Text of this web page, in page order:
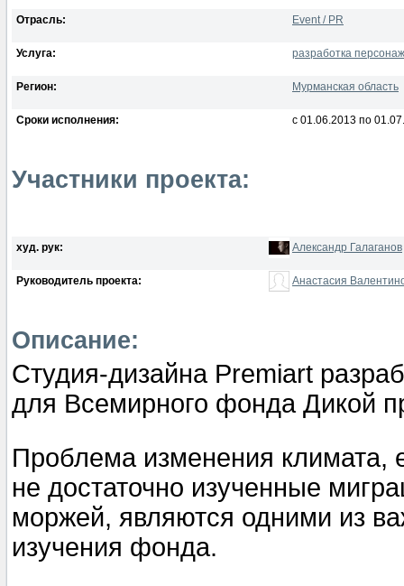
Отрасль: Event / PR
Услуга: разработка
Регион: Мурманская область
Сроки исполнения: с 01.06.2013 по
Участники проекта:
худ. рук: Александр Галаганов
Руководитель проекта: Анастасия
Описание:
Студия-дизайна Premiart
для Всемирного фонда Дикой
Проблема изменения климата,
не достаточно изученные
моржей, являются одними из
изучения фонда.